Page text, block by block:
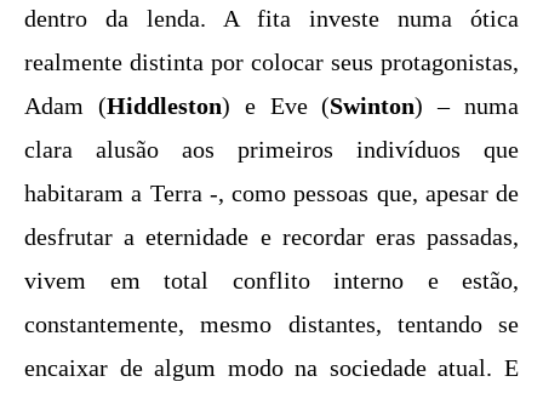
dentro da lenda. A fita investe numa ótica
realmente distinta por colocar seus protagonistas,
Adam (Hiddleston) e Eve (Swinton) – numa
clara alusão aos primeiros indivíduos que
habitaram a Terra -, como pessoas que, apesar de
desfrutar a eternidade e recordar eras passadas,
vivem em total conflito interno e estão,
constantemente, mesmo distantes, tentando se
encaixar de algum modo na sociedade atual. E